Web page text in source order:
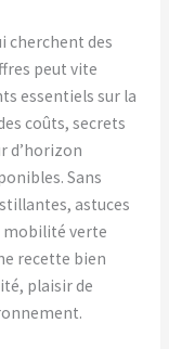
cherchent des
peut vite
essentiels sur la
coûts, secrets
d’horizon
Sans
astuces
mobilité verte
recette bien
plaisir de